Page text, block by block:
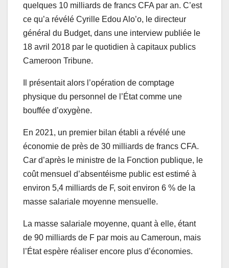
quelques 10 milliards de francs CFA par an. C’est
ce qu’a révélé Cyrille Edou Alo’o, le directeur
général du Budget, dans une interview publiée le
18 avril 2018 par le quotidien à capitaux publics
Cameroon Tribune.
Il présentait alors l’opération de comptage
physique du personnel de l’État comme une
bouffée d’oxygène.
En 2021, un premier bilan établi a révélé une
économie de près de 30 milliards de francs CFA.
Car d’après le ministre de la Fonction publique, le
coût mensuel d’absentéisme public est estimé à
environ 5,4 milliards de F, soit environ 6 % de la
masse salariale moyenne mensuelle.
La masse salariale moyenne, quant à elle, étant
de 90 milliards de F par mois au Cameroun, mais
l’État espère réaliser encore plus d’économies.